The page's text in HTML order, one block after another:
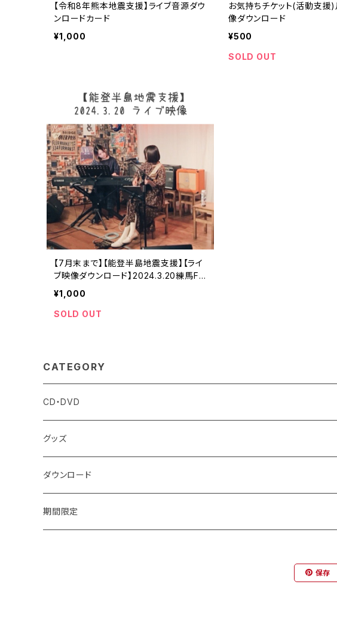
【令和8年熊本地震支援】ライブ音源ダウ
ンロードカード
¥1,000
お気持ちチケット(活動支援
像ダウンロード
¥500
SOLD OUT
【7月末まで】【能登半島地震支援】【ライ
ブ映像ダウンロード】2024.3.20練馬FA
MILY(Key.岡島沙予)
¥1,000
SOLD OUT
CATEGORY
CD・DVD
グッズ
ダウンロード
期間限定
保存